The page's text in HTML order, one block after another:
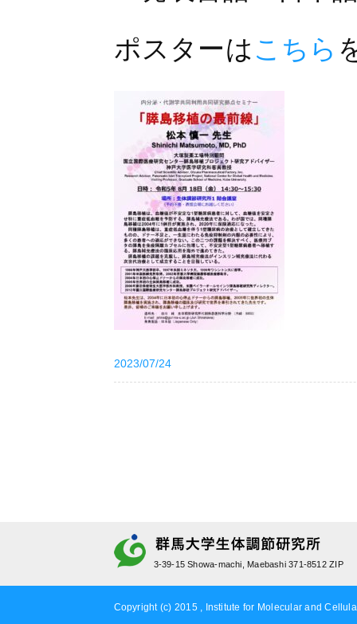
ポスターは こちら
2023/07/24
3-39-15 Showa-machi, Maebashi 371-8512 ZIP
Copyright (c) 2015 , Institute for Molecular and